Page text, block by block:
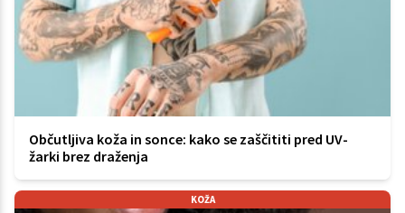
Občutljiva koža in sonce: kako se zaščititi pred UV-
žarki brez draženja
KOŽA